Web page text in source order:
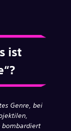
ist
Genre, bei
bombardiert